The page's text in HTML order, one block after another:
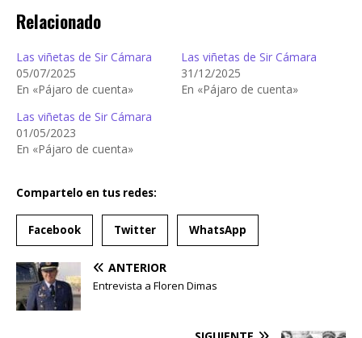
Relacionado
Las viñetas de Sir Cámara
05/07/2025
En «Pájaro de cuenta»
Las viñetas de Sir Cámara
31/12/2025
En «Pájaro de cuenta»
Las viñetas de Sir Cámara
01/05/2023
En «Pájaro de cuenta»
Compartelo en tus redes:
Facebook Twitter WhatsApp
ANTERIOR
Entrevista a Floren Dimas